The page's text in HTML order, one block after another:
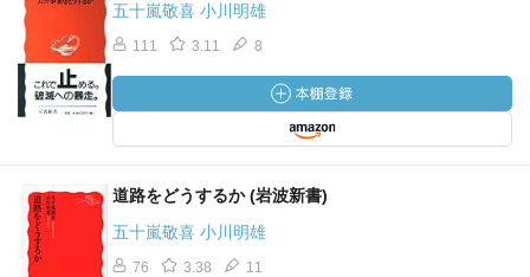
五十嵐敬喜 小川明雄
111 3.11 8
道路をどうするか (岩波新書)
五十嵐敬喜 小川明雄
76 3.38 11